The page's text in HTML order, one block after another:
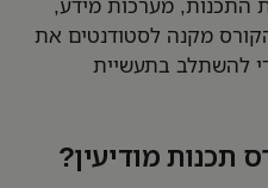
מקנה לסטודנטים את
להשתלב בתעשיית
תכנות מודיעין?